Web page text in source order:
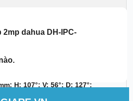
H: 107°; V: 56°; D: 127°;
2mp dahua DH-IPC-